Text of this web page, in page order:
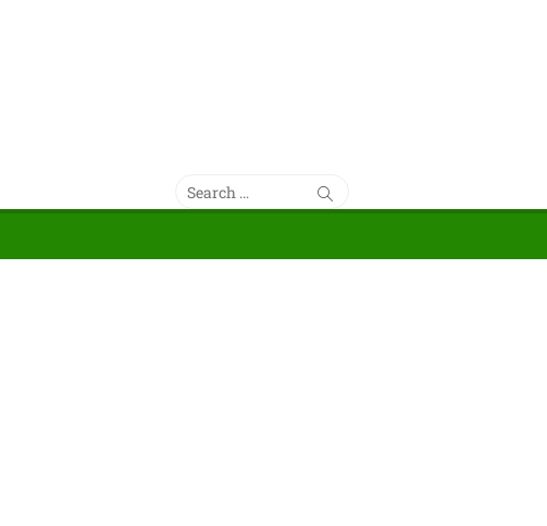
Search
Search